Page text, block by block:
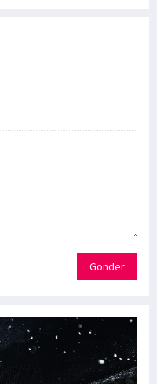
Gönder